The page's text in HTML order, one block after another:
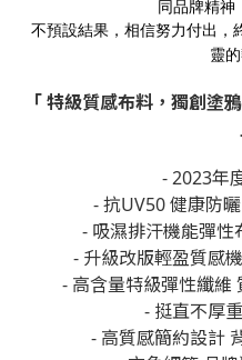
同品牌精神
不預設結果，相信努力付出，
靈的
「 特級質感布料，獨創塗
- 2023年
- 抗UV50 健康防
- 吸濕排汗機能彈性
- 升級改版輕盈質感
- 高含量特級彈性纖維
- 挺直不厚
- 高質感簡約設計